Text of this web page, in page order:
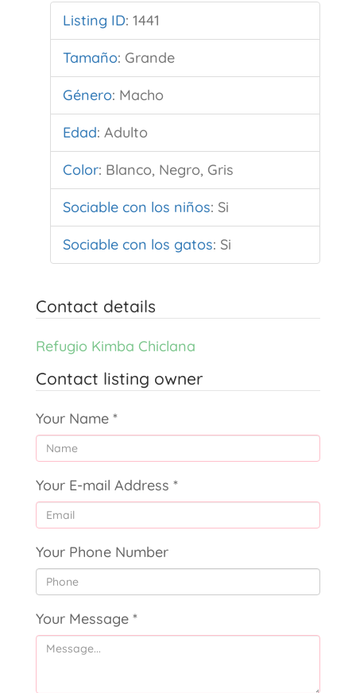
Listing ID: 1441
Tamaño: Grande
Género: Macho
Edad: Adulto
Color: Blanco, Negro, Gris
Sociable con los niños: Si
Sociable con los gatos: Si
Contact details
Refugio Kimba Chiclana
Contact listing owner
Your Name *
Your E-mail Address *
Your Phone Number
Your Message *